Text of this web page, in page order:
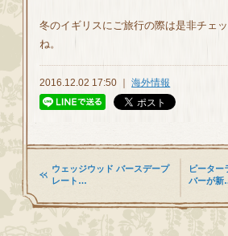
冬のイギリスにご旅行の際は是非チェ
ね。
2016.12.02 17:50 ｜海外情報
ウェッジウッド バースデープ
レート…
ピーター
バーが